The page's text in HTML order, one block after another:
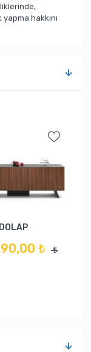
hakkını
₺ ₺